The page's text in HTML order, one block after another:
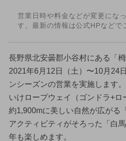
営業日時や料金などが変更にな
す。最新の情報は公式HPなどで
長野県北安曇郡小谷村にある「
2021年6月12日（土）〜10月24
ンシーズンの営業を実施します
いけロープウェイ（ゴンドラ+ロ
約1,900mに美しい自然が広がる
アクティビティがそろった「白
年も楽しめます。